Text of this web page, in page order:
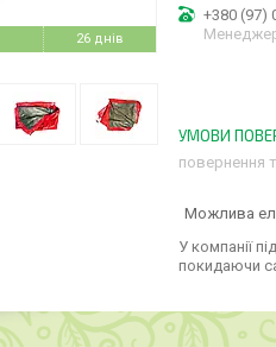
26 днів
+380 (97)
повернення
У компанії
покидаючи